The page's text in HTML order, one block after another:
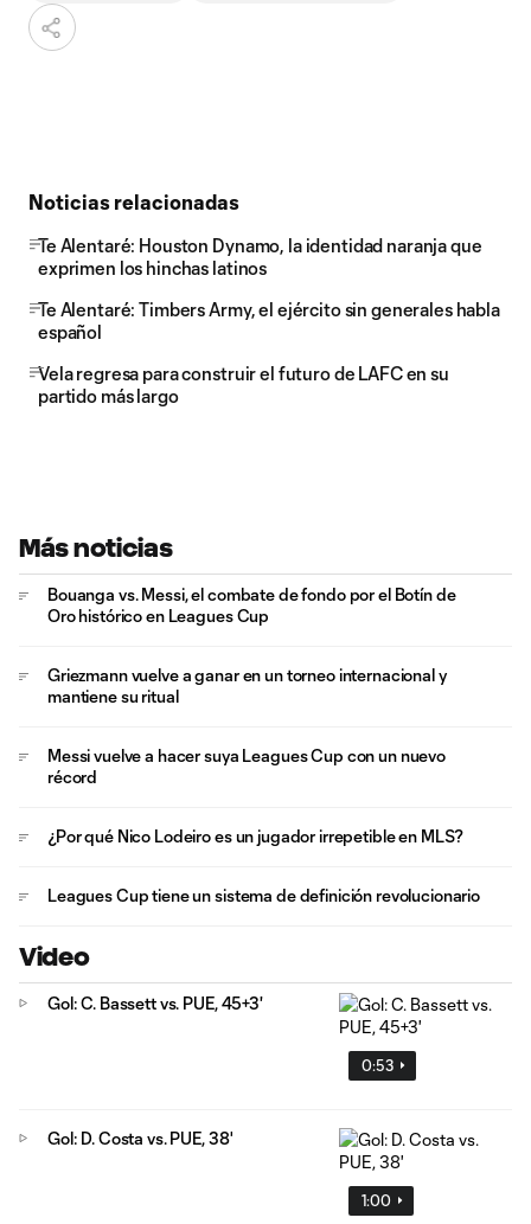
Noticias relacionadas
Te Alentaré: Houston Dynamo, la identidad naranja que
exprimen los hinchas latinos
Te Alentaré: Timbers Army, el ejército sin generales habla
español
Vela regresa para construir el futuro de LAFC en su
partido más largo
Más noticias
Bouanga vs. Messi, el combate de fondo por el Botín de
Oro histórico en Leagues Cup
Griezmann vuelve a ganar en un torneo internacional y
mantiene su ritual
Messi vuelve a hacer suya Leagues Cup con un nuevo
récord
¿Por qué Nico Lodeiro es un jugador irrepetible en MLS?
Leagues Cup tiene un sistema de definición revolucionario
Video
0:53
Gol: C. Bassett vs. PUE, 45+3'
1:00
Gol: D. Costa vs. PUE, 38'